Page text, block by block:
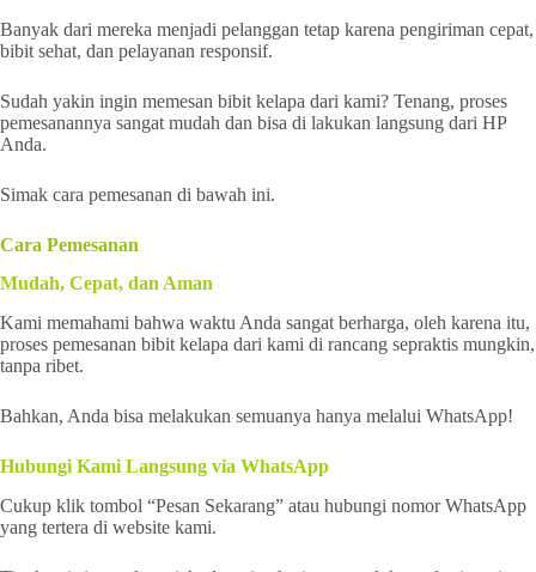
Banyak dari mereka menjadi pelanggan tetap karena pengiriman cepat,
bibit sehat, dan pelayanan responsif.
Sudah yakin ingin memesan bibit kelapa dari kami? Tenang, proses
pemesanannya sangat mudah dan bisa di lakukan langsung dari HP
Anda.
Simak cara pemesanan di bawah ini.
Cara Pemesanan
Mudah, Cepat, dan Aman
Kami memahami bahwa waktu Anda sangat berharga, oleh karena itu,
proses pemesanan bibit kelapa dari kami di rancang sepraktis mungkin,
tanpa ribet.
Bahkan, Anda bisa melakukan semuanya hanya melalui WhatsApp!
Hubungi Kami Langsung via WhatsApp
Cukup klik tombol “Pesan Sekarang” atau hubungi nomor WhatsApp
yang tertera di website kami.